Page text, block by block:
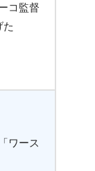
コ監督
た
ワース